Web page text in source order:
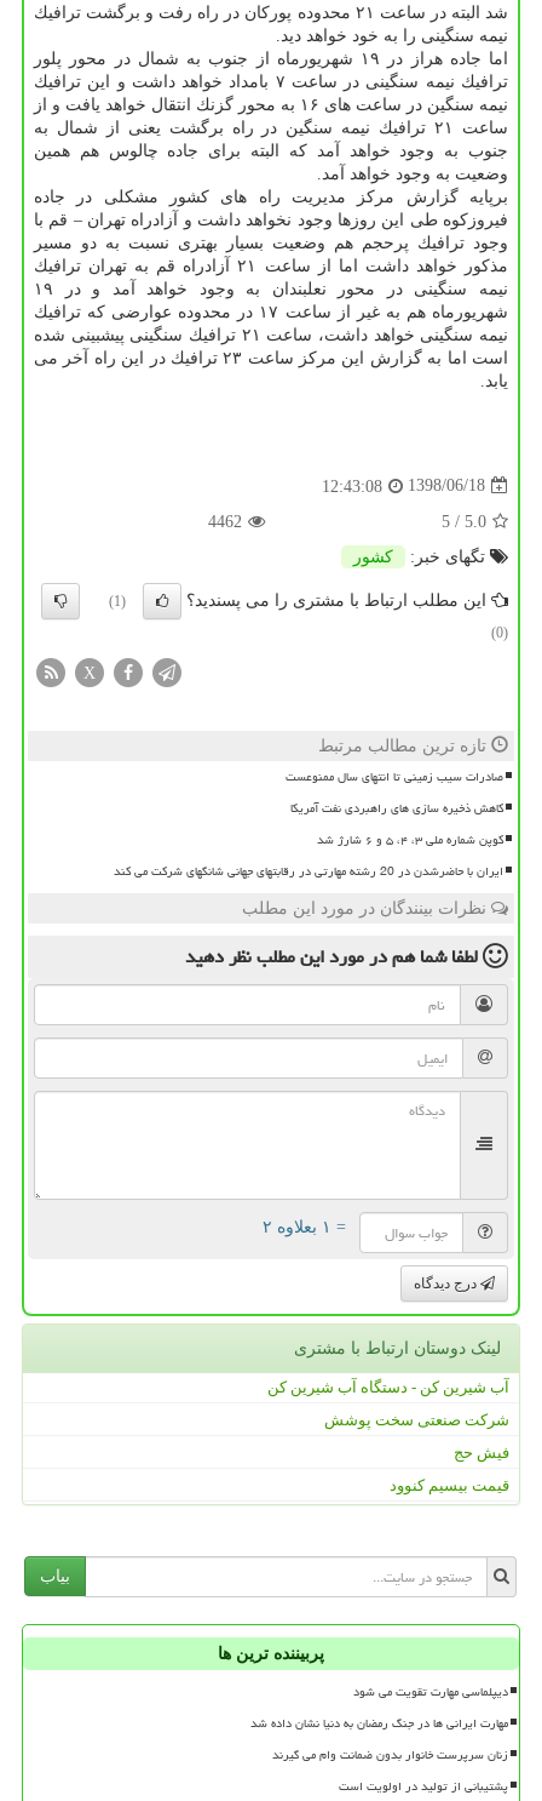
شد البته در ساعت ۲۱ محدوده پوركان در راه رفت و برگشت ترافیك
نیمه سنگینی را به خود خواهد دید.
اما جاده هراز در ۱۹ شهریورماه از جنوب به شمال در محور پلور
ترافیك نیمه سنگینی در ساعت ۷ بامداد خواهد داشت و این ترافیك
نیمه سنگین در ساعت های ۱۶ به محور گزنك انتقال خواهد یافت و از
ساعت ۲۱ ترافیك نیمه سنگین در راه برگشت یعنی از شمال به
جنوب به وجود خواهد آمد كه البته برای جاده چالوس هم همین
وضعیت به وجود خواهد آمد.
برپایه گزارش مركز مدیریت راه های كشور مشكلی در جاده
فیروزكوه طی این روزها وجود نخواهد داشت و آزادراه تهران – قم با
وجود ترافیك پرحجم هم وضعیت بسیار بهتری نسبت به دو مسیر
مذكور خواهد داشت اما از ساعت ۲۱ آزادراه قم به تهران ترافیك
نیمه سنگینی در محور نعلبندان به وجود خواهد آمد و در ۱۹
شهریورماه هم به غیر از ساعت ۱۷ در محدوده عوارضی كه ترافیك
نیمه سنگینی خواهد داشت، ساعت ۲۱ ترافیك سنگینی پیشبینی شده
است اما به گزارش این مركز ساعت ۲۳ ترافیك در این راه آخر می
یابد.
1398/06/18
12:43:08
5.0
/ 5
4462
تگهای خبر:
كشور
این مطلب ارتباط با مشتری را می پسندید؟
(1)
(0)
X
تازه ترین مطالب مرتبط
صادرات سیب زمینی تا انتهای سال ممنوعست
کاهش ذخیره سازی های راهبردی نفت آمریکا
کوپن شماره ملی ۳، ۴، ۵ و ۶ شارژ شد
ایران با حاضرشدن در 20 رشته مهارتی در رقابتهای جهانی شانگهای شرکت می کند
نظرات بینندگان در مورد این مطلب
لطفا شما همدر مورد این مطلبنظر دهید
= ۱ بعلاوه ۲
درج دیدگاه
لینک دوستان ارتباط با مشتری
آب شیرین کن - دستگاه آب شیرین کن
شرکت صنعتی سخت پوشش
فیش حج
قیمت بیسیم کنوود
بیاب
پربیننده ترین ها
دیپلماسی مهارت تقویت می شود
مهارت ایرانی ها در جنگ رمضان به دنیا نشان داده شد
زنان سرپرست خانوار بدون ضمانت وام می گیرند
پشتیبانی از تولید در اولویت است